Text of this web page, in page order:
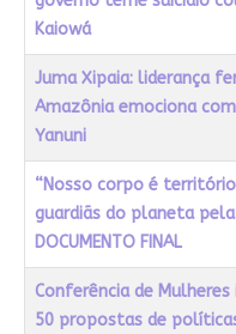
Kaiowá
Juma Xipaia: liderança
Amazônia emociona
Yanuni
“Nosso corpo é
guardiãs do planeta
DOCUMENTO FINAL
Conferência de
50 propostas de